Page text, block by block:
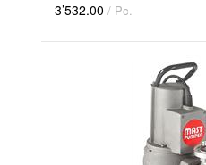
3’532.00 / Pc.